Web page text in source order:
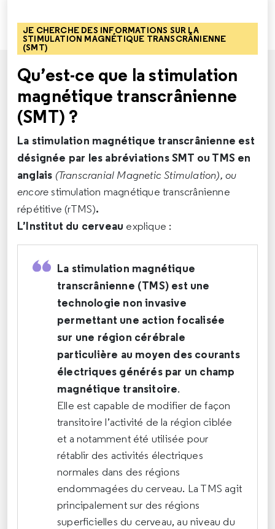
JE CHERCHE DES INFORMATIONS SUR LA
STIMULATION MAGNÉTIQUE TRANSCRÂNIENNE
(SMT)
Qu’est-ce que la stimulation
magnétique transcrânienne
(SMT) ?
La stimulation magnétique transcrânienne est
désignée par les abréviations SMT ou TMS en
anglais (Transcranial Magnetic Stimulation), ou
encorestimulation magnétique transcrânienne
répétitive (rTMS).
L’Institut du cerveau explique :
La stimulation magnétique
transcrânienne (TMS) est une
technologie non invasive
permettant une action focalisée
sur une région cérébrale
particulière au moyen des courants
électriques générés par un champ
magnétique transitoire.
Elle est capable de modifier de façon
transitoire l’activité de la région ciblée
et a notamment été utilisée pour
rétablir des activités électriques
normales dans des régions
endommagées du cerveau. La TMS agit
principalement sur des régions
superficielles du cerveau, au niveau du